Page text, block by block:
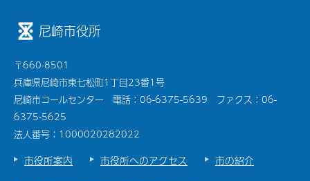
尼崎市役所
〒660-8501
兵庫県尼崎市東七松町1丁目23番1号
尼崎市コールセンター 電話：06-6375-5639 ファクス：06-
6375-5625
法人番号：1000020282022
市役所案内 市役所へのアクセス
市の紹介